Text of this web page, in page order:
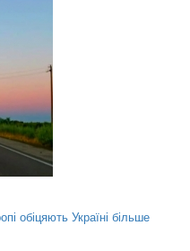
обіцяють Україні більше